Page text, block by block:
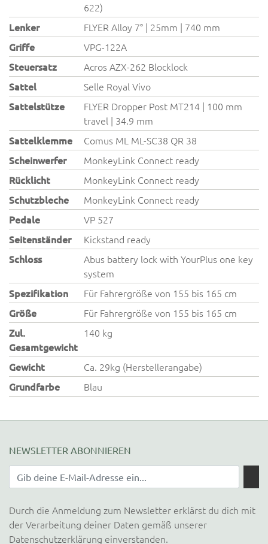
622)
Lenker
FLYER Alloy 7° | 25mm | 740 mm
Griffe
VPG-122A
Steuersatz
Acros AZX-262 Blocklock
Sattel
Selle Royal Vivo
Sattelstütze
FLYER Dropper Post MT214 | 100 mm
travel | 34.9 mm
Sattelklemme
Comus ML ML-SC38 QR 38
Scheinwerfer
MonkeyLink Connect ready
Rücklicht
MonkeyLink Connect ready
Schutzbleche
MonkeyLink Connect ready
Pedale
VP 527
Seitenständer
Kickstand ready
Schloss
Abus battery lock with YourPlus one key
system
Spezifikation
Für Fahrergröße von 155 bis 165 cm
Größe
Für Fahrergröße von 155 bis 165 cm
Zul.
Gesamtgewicht
140 kg
Gewicht
Ca. 29kg (Herstellerangabe)
Grundfarbe
Blau
NEWSLETTER ABONNIEREN
Durch die Anmeldung zum Newsletter erklärst du dich mit
der Verarbeitung deiner Daten gemäß unserer
Datenschutzerklärung einverstanden.